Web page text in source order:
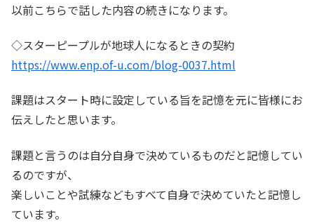
以前こちらで話した内容の続きになります。
◇スターピープルが地球人になるときの契約
https://www.enp.of-u.com/blog-0037.html
課題はスタート時に設定している旨を記憶を元に皆様にお
伝えしたと思います。
課題と言うのは自分自身で決めているものだと記憶してい
るのですが、
楽しいことや試練などもすべて自身で決めていたと記憶し
ています。